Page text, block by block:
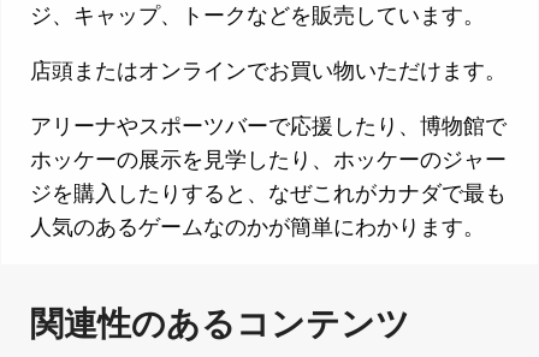
ジ、キャップ、トークなどを販売しています。
店頭またはオンラインでお買い物いただけます。
アリーナやスポーツバーで応援したり、博物館で
ホッケーの展示を見学したり、ホッケーのジャー
ジを購入したりすると、なぜこれがカナダで最も
人気のあるゲームなのかが簡単にわかります。
関連性のあるコンテンツ